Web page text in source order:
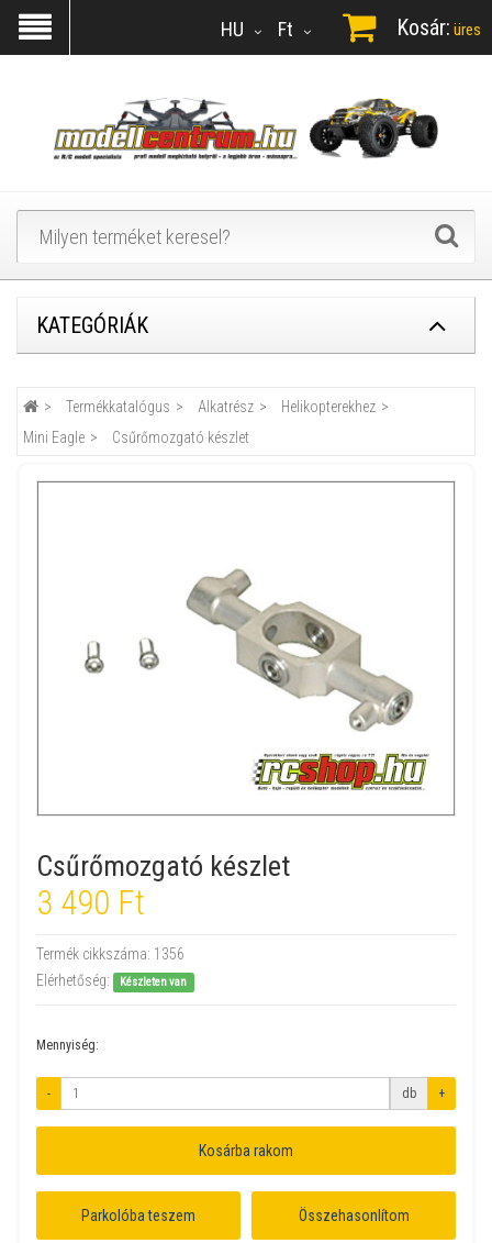
Ft
HU Kosár: üres
KATEGÓRIÁK
Termékkatalógus Alkatrész
Helikopterekhez
Mini Eagle
Csűrőmozgató készlet
Csűrőmozgató készlet
3 490 Ft
Termék cikkszáma: 1356
Elérhetőség:
Készleten van
Mennyiség:
- db +
Kosárba rakom
Parkolóba teszem Összehasonlítom